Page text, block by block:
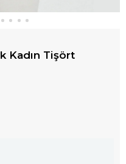
Kadın Tişört